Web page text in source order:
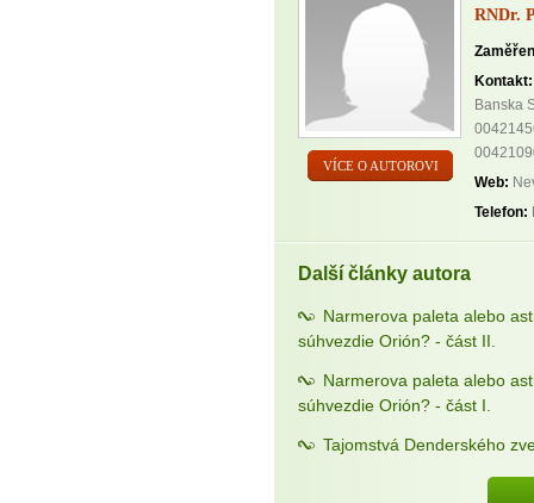
VÍCE O AUTOROVI
RNDr.
Kontakt:
Banska
Web:
Telefon:
Další články autora
Narmerova paleta alebo
súhvezdie Orión? - část II.
Narmerova paleta alebo
súhvezdie Orión? - část I.
Tajomstvá Denderského